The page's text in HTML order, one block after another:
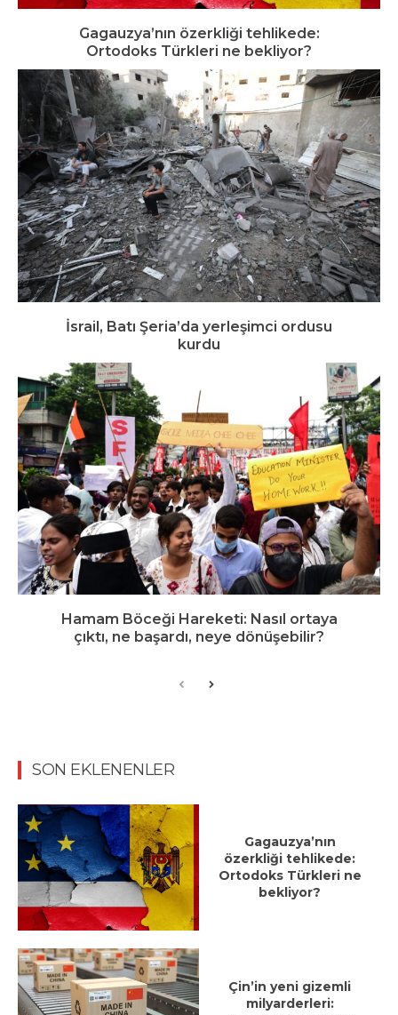
Gagauzya’nın özerkliği tehlikede:
Ortodoks Türkleri ne bekliyor?
İsrail, Batı Şeria’da yerleşimci ordusu
kurdu
Hamam Böceği Hareketi: Nasıl ortaya
çıktı, ne başardı, neye dönüşebilir?
SON EKLENENLER
Gagauzya’nın
özerkliği tehlikede:
Ortodoks Türkleri ne
bekliyor?
Çin’in yeni gizemli
milyarderleri: